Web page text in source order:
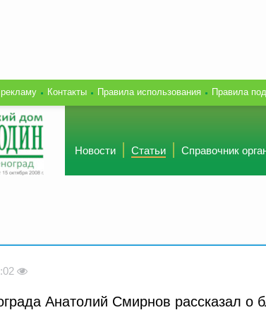
Контакты Правила использования Правила
Новости Статьи Справочник
Анатолий Смирнов рассказал о